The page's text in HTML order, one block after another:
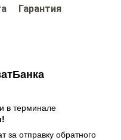
Гарантия
в терминале
за отправку обратного